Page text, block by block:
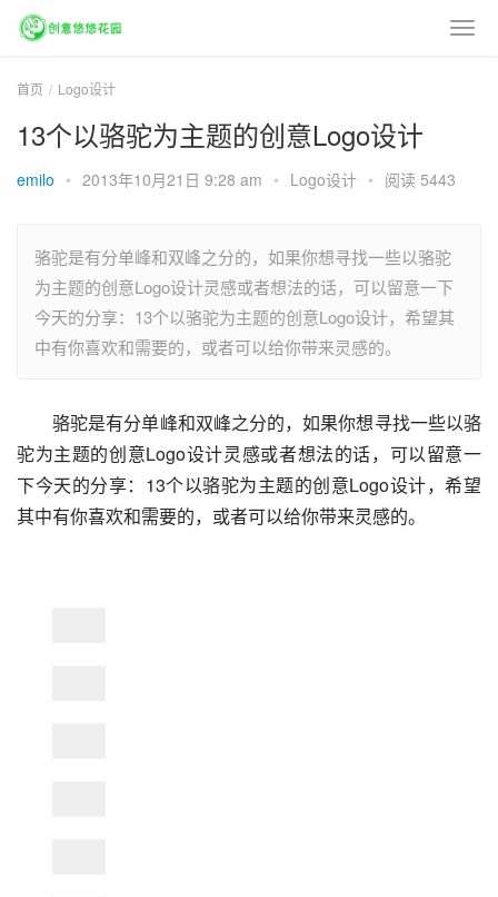
首页 Logo设计
13个以骆驼为主题的创意Logo设计
emilo • 2013年10月21日 9:28 am • Logo设计 • 阅读 5443
骆驼是有分单峰和双峰之分的，如果你想寻找一些以骆驼
为主题的创意Logo设计灵感或者想法的话，可以留意一下
今天的分享：13个以骆驼为主题的创意Logo设计，希望其
中有你喜欢和需要的，或者可以给你带来灵感的。
骆驼是有分单峰和双峰之分的，如果你想寻找一些以骆
驼为主题的创意Logo设计灵感或者想法的话，可以留意一
下今天的分享：13个以骆驼为主题的创意Logo设计，希望
其中有你喜欢和需要的，或者可以给你带来灵感的。